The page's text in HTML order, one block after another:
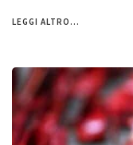
LEGGI ALTRO...